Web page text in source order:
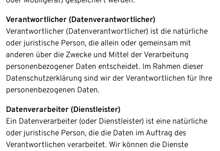
Verantwortlicher (Datenverantwortlicher)
Verantwortlicher (Datenverantwortlicher) ist die natürliche
oder juristische Person, die allein oder gemeinsam mit
anderen über die Zwecke und Mittel der Verarbeitung
personenbezogener Daten entscheidet. Im Rahmen dieser
Datenschutzerklärung sind wir der Verantwortlichen für Ihre
personenbezogenen Daten.​
Datenverarbeiter (Dienstleister)
Ein Datenverarbeiter (oder Dienstleister) ist eine natürliche
oder juristische Person, die die Daten im Auftrag des
Verantwortlichen verarbeitet. Wir können die Dienste